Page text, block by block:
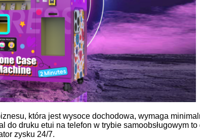
która jest wysoce dochodowa, wymaga
do druku etui na telefon w trybie samoobsługowym to
zysku 24/7.